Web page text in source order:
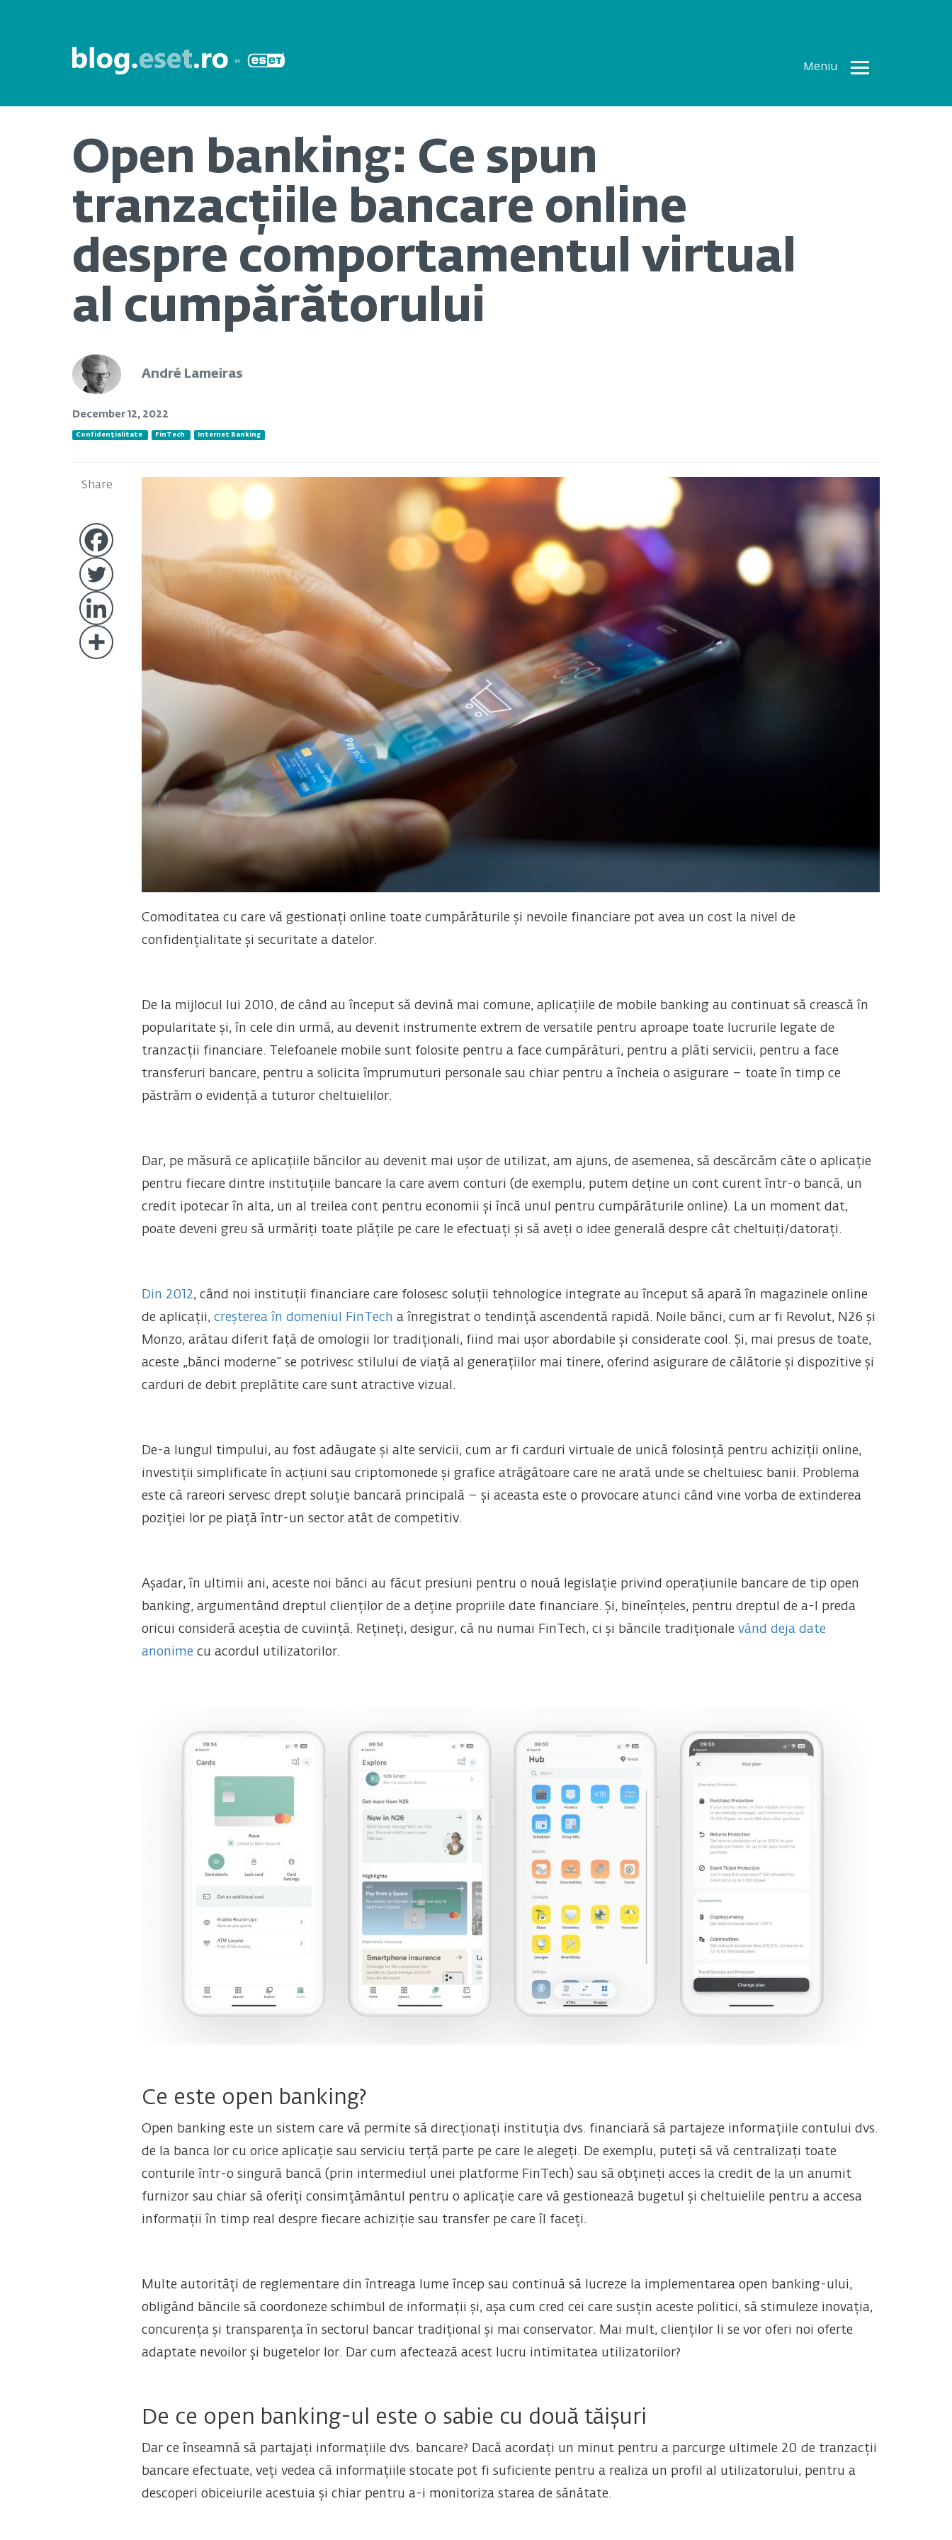
Meniu
Toate
Open banking: Ce spun
tranzacțiile bancare online
despre comportamentul virtual
al cumpărătorului
André Lameiras
December 12, 2022
Confidențialitate FinTech Internet Banking
Share
Comoditatea cu care vă gestionați online toate cumpărăturile și nevoile financiare pot avea un cost la nivel de
confidențialitate și securitate a datelor.
De la mijlocul lui 2010, de când au început să devină mai comune, aplicațiile de mobile banking au continuat să crească în
popularitate și, în cele din urmă, au devenit instrumente extrem de versatile pentru aproape toate lucrurile legate de
tranzacții financiare. Telefoanele mobile sunt folosite pentru a face cumpărături, pentru a plăti servicii, pentru a face
transferuri bancare, pentru a solicita împrumuturi personale sau chiar pentru a încheia o asigurare – toate în timp ce
păstrăm o evidență a tuturor cheltuielilor.
Dar, pe măsură ce aplicațiile băncilor au devenit mai ușor de utilizat, am ajuns, de asemenea, să descărcăm câte o aplicație
pentru fiecare dintre instituțiile bancare la care avem conturi (de exemplu, putem deține un cont curent într-o bancă, un
credit ipotecar în alta, un al treilea cont pentru economii și încă unul pentru cumpărăturile online). La un moment dat,
poate deveni greu să urmăriți toate plățile pe care le efectuați și să aveți o idee generală despre cât cheltuiți/datorați.
Din 2012, când noi instituții financiare care folosesc soluții tehnologice integrate au început să apară în magazinele online
de aplicații, creșterea în domeniul FinTech a înregistrat o tendință ascendentă rapidă. Noile bănci, cum ar fi Revolut, N26 și
Monzo, arătau diferit față de omologii lor tradiționali, fiind mai ușor abordabile și considerate cool. Și, mai presus de toate,
aceste „bănci moderne” se potrivesc stilului de viață al generațiilor mai tinere, oferind asigurare de călătorie și dispozitive și
carduri de debit preplătite care sunt atractive vizual.
De-a lungul timpului, au fost adăugate și alte servicii, cum ar fi carduri virtuale de unică folosință pentru achiziții online,
investiții simplificate în acțiuni sau criptomonede și grafice atrăgătoare care ne arată unde se cheltuiesc banii. Problema
este că rareori servesc drept soluție bancară principală – și aceasta este o provocare atunci când vine vorba de extinderea
poziției lor pe piață într-un sector atât de competitiv.
Așadar, în ultimii ani, aceste noi bănci au făcut presiuni pentru o nouă legislație privind operațiunile bancare de tip open
banking, argumentând dreptul clienților de a deține propriile date financiare. Și, bineînțeles, pentru dreptul de a-l preda
oricui consideră aceștia de cuviință. Rețineți, desigur, că nu numai FinTech, ci și băncile tradiționale vând deja date
anonimecu acordul utilizatorilor.
Ce este open banking?
Open banking este un sistem care vă permite să direcționați instituția dvs. financiară să partajeze informațiile contului dvs.
de la banca lor cu orice aplicație sau serviciu terță parte pe care le alegeți. De exemplu, puteți să vă centralizați toate
conturile într-o singură bancă (prin intermediul unei platforme FinTech) sau să obțineți acces la credit de la un anumit
furnizor sau chiar să oferiți consimțământul pentru o aplicație care vă gestionează bugetul și cheltuielile pentru a accesa
informații în timp real despre fiecare achiziție sau transfer pe care îl faceți.
Multe autorități de reglementare din întreaga lume încep sau continuă să lucreze la implementarea open banking-ului,
obligând băncile să coordoneze schimbul de informații și, așa cum cred cei care susțin aceste politici, să stimuleze inovația,
concurența și transparența în sectorul bancar tradițional și mai conservator. Mai mult, clienților li se vor oferi noi oferte
adaptate nevoilor și bugetelor lor. Dar cum afectează acest lucru intimitatea utilizatorilor?
De ce open banking-ul este o sabie cu două tăișuri
Dar ce înseamnă să partajați informațiile dvs. bancare? Dacă acordați un minut pentru a parcurge ultimele 20 de tranzacții
bancare efectuate, veți vedea că informațiile stocate pot fi suficiente pentru a realiza un profil al utilizatorului, pentru a
descoperi obiceiurile acestuia și chiar pentru a-i monitoriza starea de sănătate.